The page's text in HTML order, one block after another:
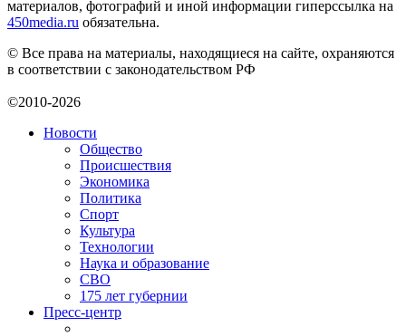
материалов, фотографий и иной информации гиперссылка на
450media.ru обязательна.
© Все права на материалы, находящиеся на сайте, охраняются
в соответствии с законодательством РФ
©2010-2026
Новости
Общество
Происшествия
Экономика
Политика
Спорт
Культура
Технологии
Наука и образование
СВО
175 лет губернии
Пресс-центр